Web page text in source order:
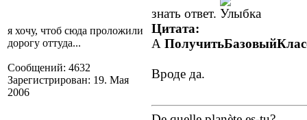
я хочу, чтоб сюда проложили
дорогу оттуда...
Сообщений: 4632
Зарегистрирован: 19. Мая
2006
знать ответ.
Цитата:
А
Вроде да.